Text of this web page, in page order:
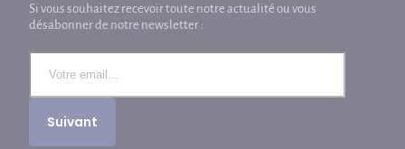
Si vous souhaitez recevoir toute notre actualité ou vous
désabonner de notre newsletter :